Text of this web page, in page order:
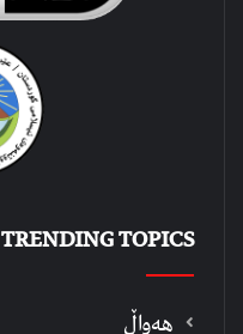
TRENDING TOPICS
هەواڵ